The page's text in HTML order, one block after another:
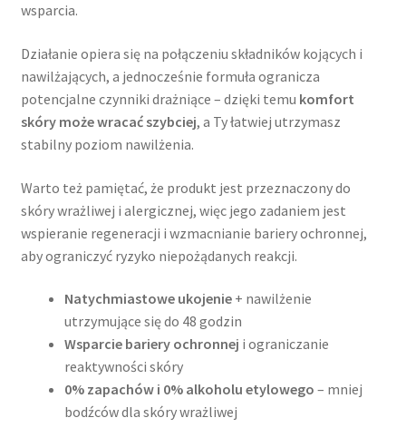
wsparcia.
Działanie opiera się na połączeniu składników kojących i
nawilżających, a jednocześnie formuła ogranicza
potencjalne czynniki drażniące – dzięki temu komfort
skóry może wracać szybciej, a Ty łatwiej utrzymasz
stabilny poziom nawilżenia.
Warto też pamiętać, że produkt jest przeznaczony do
skóry wrażliwej i alergicznej, więc jego zadaniem jest
wspieranie regeneracji i wzmacnianie bariery ochronnej,
aby ograniczyć ryzyko niepożądanych reakcji.
Natychmiastowe ukojenie+ nawilżenie
utrzymujące się do 48 godzin
Wsparcie bariery ochronnej i ograniczanie
reaktywności skóry
0% zapachów i 0% alkoholu etylowego – mniej
bodźców dla skóry wrażliwej